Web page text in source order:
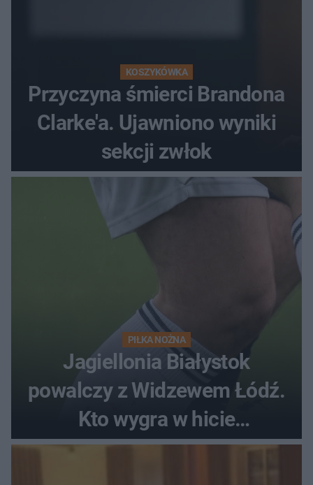
KOSZYKÓWKA
Przyczyna śmierci Brandona
Clarke'a. Ujawniono wyniki
sekcji zwłok
PIŁKA NOŻNA
Jagiellonia Białystok
powalczy z Widzewem Łódź.
Kto wygra w hicie
Ekstraklasy?